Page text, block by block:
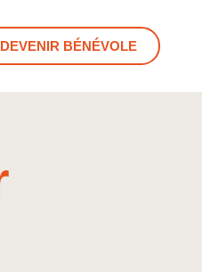
DEVENIR BÉNÉVOLE